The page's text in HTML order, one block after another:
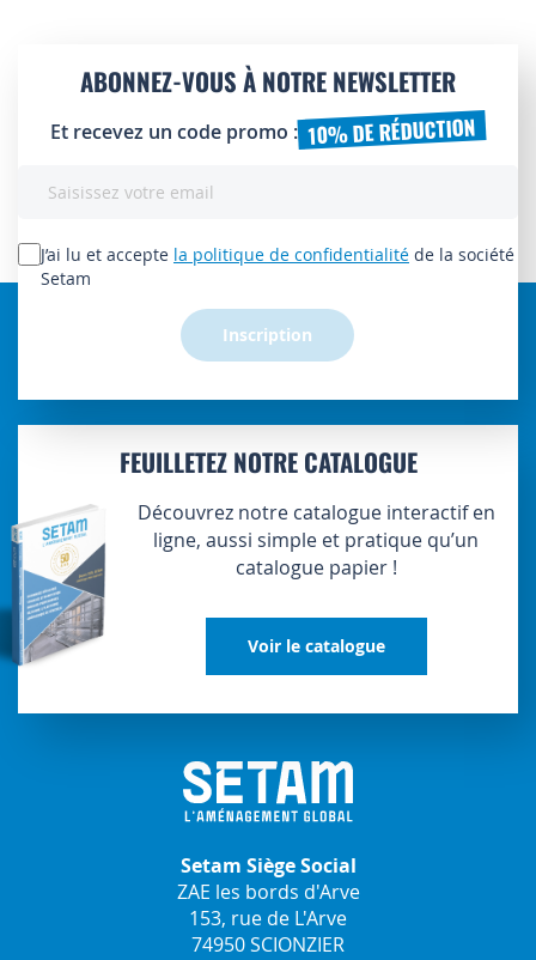
ABONNEZ-VOUS À NOTRE NEWSLETTER
Et recevez un code promo : 10% DE RÉDUCTION
lettre
d’information
J’ai lu et accepte la politique de confidentialité de la société
Setam
Inscription
FEUILLETEZ NOTRE CATALOGUE
Découvrez notre catalogue interactif en
ligne, aussi simple et pratique qu’un
catalogue papier !
Voir le catalogue
Setam Siège Social
ZAE les bords d'Arve
153, rue de L'Arve
74950 SCIONZIER